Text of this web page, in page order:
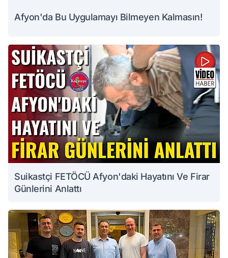
Afyon'da Bu Uygulamayı Bilmeyen Kalmasın!
Suikastçi FETÖCÜ Afyon'daki Hayatını Ve Firar
Günlerini Anlattı